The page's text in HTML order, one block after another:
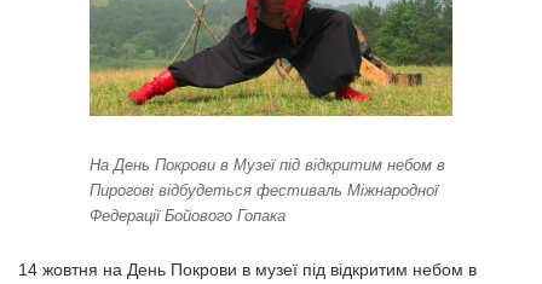
На День Покрови в Музеї під відкритим небом в
Пирогові відбудеться фестиваль Міжнародної
Федерації Бойового Гопака
14 жовтня на День Покрови в музеї під відкритим небом в